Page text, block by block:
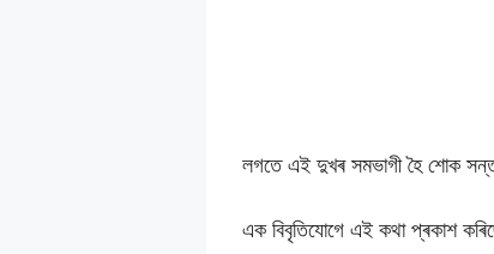
লগতে এই দুখৰ সমভাগী হৈ শোক
এক বিবৃতিযোগে এই কথা প্ৰকাশ